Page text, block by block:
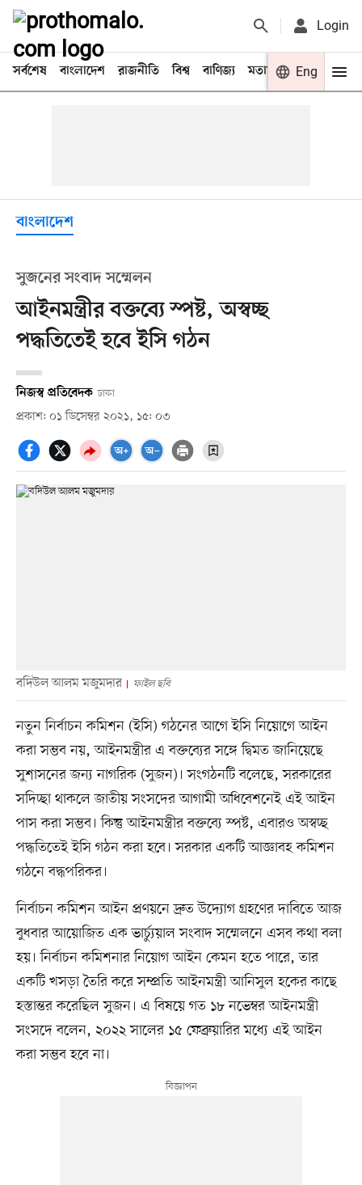
Login
সর্বশেষ বাংলাদেশ রাজনীতি বিশ্ব বাণিজ্য মতামত খেলা
Eng
বাংলাদেশ
সুজনের সংবাদ সম্মেলন
আইনমন্ত্রীর বক্তব্যে স্পষ্ট, অস্বচ্ছ
পদ্ধতিতেই হবে ইসি গঠন
নিজস্ব প্রতিবেদক ঢাকা
প্রকাশ: ০১ ডিসেম্বর ২০২১, ১৫: ০৩
বদিউল আলম মজুমদার ফাইল ছবি
নতুন নির্বাচন কমিশন (ইসি) গঠনের আগে ইসি নিয়োগে আইন
করা সম্ভব নয়, আইনমন্ত্রীর এ বক্তব্যের সঙ্গে দ্বিমত জানিয়েছে
সুশাসনের জন্য নাগরিক (সুজন)। সংগঠনটি বলেছে, সরকারের
সদিচ্ছা থাকলে জাতীয় সংসদের আগামী অধিবেশনেই এই আইন
পাস করা সম্ভব। কিন্তু আইনমন্ত্রীর বক্তব্যে স্পষ্ট, এবারও অস্বচ্ছ
পদ্ধতিতেই ইসি গঠন করা হবে। সরকার একটি আজ্ঞাবহ কমিশন
গঠনে বদ্ধপরিকর।
নির্বাচন কমিশন আইন প্রণয়নে দ্রুত উদ্যোগ গ্রহণের দাবিতে আজ
বুধবার আয়োজিত এক ভার্চ্যুয়াল সংবাদ সম্মেলনে এসব কথা বলা
হয়। নির্বাচন কমিশনার নিয়োগ আইন কেমন হতে পারে, তার
একটি খসড়া তৈরি করে সম্প্রতি আইনমন্ত্রী আনিসুল হকের কাছে
হস্তান্তর করেছিল সুজন। এ বিষয়ে গত ১৮ নভেম্বর আইনমন্ত্রী
সংসদে বলেন, ২০২২ সালের ১৫ ফেব্রুয়ারির মধ্যে এই আইন
করা সম্ভব হবে না।